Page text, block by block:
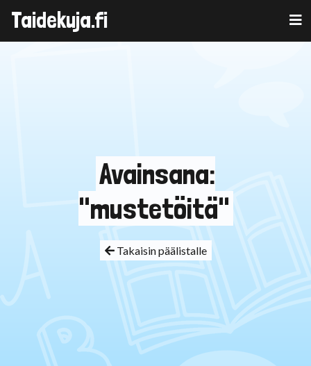
Skip
Taidekuja.fi
Avainsana:
"mustetöitä"
Takaisin päälistalle